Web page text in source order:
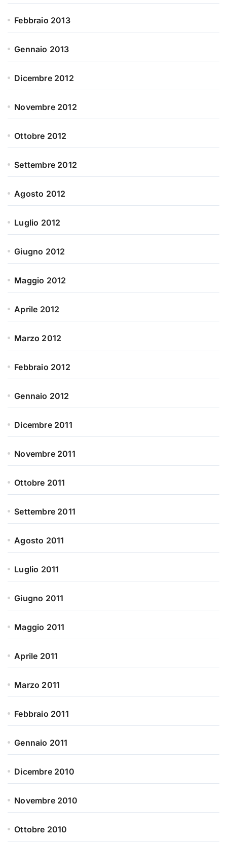
Febbraio 2013
Gennaio 2013
Dicembre 2012
Novembre 2012
Ottobre 2012
Settembre 2012
Agosto 2012
Luglio 2012
Giugno 2012
Maggio 2012
Aprile 2012
Marzo 2012
Febbraio 2012
Gennaio 2012
Dicembre 2011
Novembre 2011
Ottobre 2011
Settembre 2011
Agosto 2011
Luglio 2011
Giugno 2011
Maggio 2011
Aprile 2011
Marzo 2011
Febbraio 2011
Gennaio 2011
Dicembre 2010
Novembre 2010
Ottobre 2010